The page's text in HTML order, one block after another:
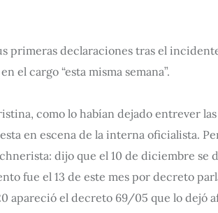
primeras declaraciones tras el
el cargo “esta misma semana”.
como lo habían dejado entrever
en escena de la interna oficialista.
dijo que el 10 de diciembre
fue el 13 de este mes por decreto
apareció el decreto 69/05 que lo dejó